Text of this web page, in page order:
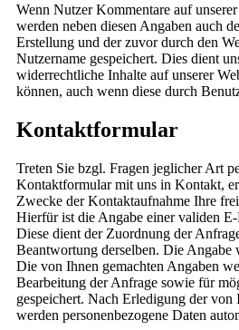
Wenn Nutzer Kommentare auf
werden neben diesen Angaben auch
Erstellung und der zuvor durch den
Nutzername gespeichert. Dies dient
widerrechtliche Inhalte auf unserer
können, auch wenn diese durch
Kontaktformular
Treten Sie bzgl. Fragen jeglicher Art
Kontaktformular mit uns in Kontakt,
Zwecke der Kontaktaufnahme Ihre
Hierfür ist die Angabe einer validen
Diese dient der Zuordnung der
Beantwortung derselben. Die Angabe
Die von Ihnen gemachten Angaben
Bearbeitung der Anfrage sowie für
gespeichert. Nach Erledigung der von
werden personenbezogene Daten